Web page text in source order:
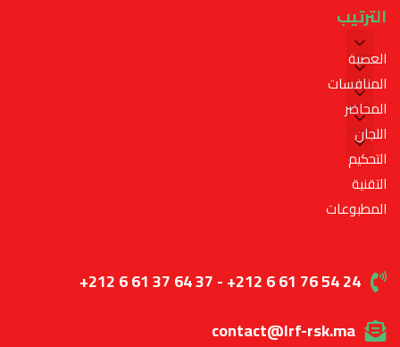
الترتيب
العصبة
المنافسات
المحاضر
اللجان
التحكيم
التقنية
المطبوعات
+212 6 61 37 64 37 - +212 6 61 76 54 24
contact@lrf-rsk.ma